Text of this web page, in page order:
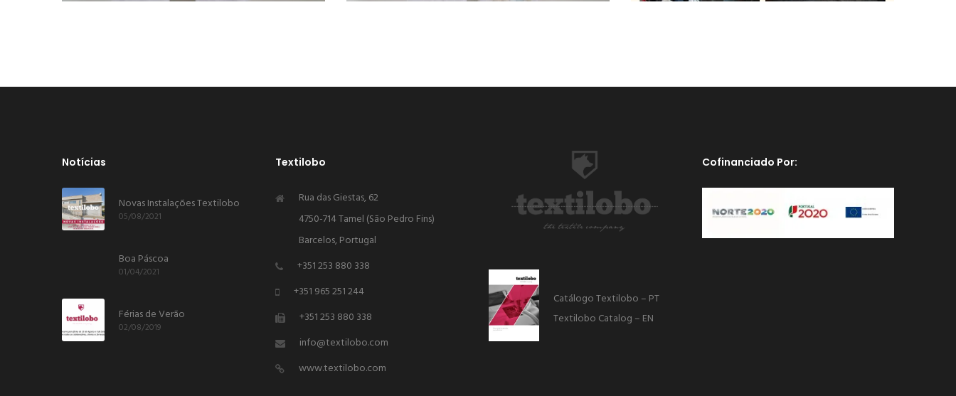
Notícias
Novas Instalações Textilobo
05/08/2021
Boa Páscoa
01/04/2021
Férias de Verão
02/08/2019
Textilobo
Rua das Giestas, 62
4750-714 Tamel (São Pedro Fins)
Barcelos, Portugal
+351 253 880 338
+351 965 251 244
+351 253 880 338
info@textilobo.com
www.textilobo.com
Catálogo Textilobo – PT
Textilobo Catalog – EN
Cofinanciado Por: